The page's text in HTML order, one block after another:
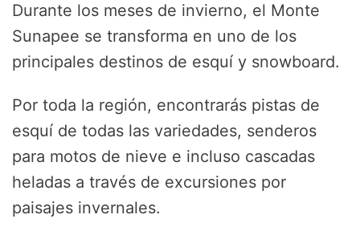
Durante los meses de invierno, el Monte
Sunapee se transforma en uno de los
principales destinos de esquí y snowboard.
Por toda la región, encontrarás pistas de
esquí de todas las variedades, senderos
para motos de nieve e incluso cascadas
heladas a través de excursiones por
paisajes invernales.